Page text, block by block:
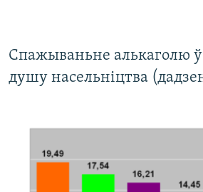
Спажываньне алькаголю ў
душу насельніцтва